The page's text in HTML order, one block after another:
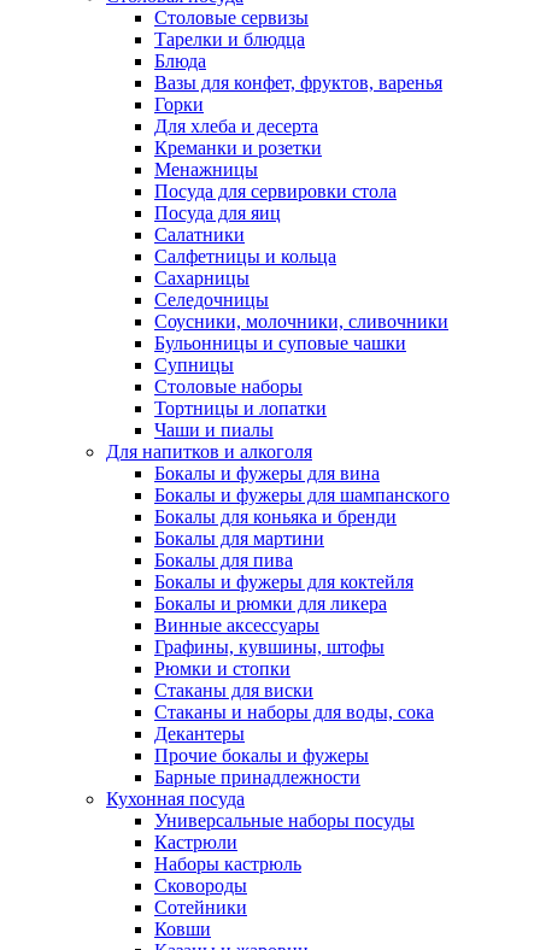
Столовые сервизы
Тарелки и блюдца
Блюда
Вазы для конфет, фруктов, варенья
Горки
Для хлеба и десерта
Креманки и розетки
Менажницы
Посуда для сервировки стола
Посуда для яиц
Салатники
Салфетницы и кольца
Сахарницы
Селедочницы
Соусники, молочники, сливочники
Бульонницы и суповые чашки
Супницы
Столовые наборы
Тортницы и лопатки
Чаши и пиалы
Для напитков и алкоголя
Бокалы и фужеры для вина
Бокалы и фужеры для шампанского
Бокалы для коньяка и бренди
Бокалы для мартини
Бокалы для пива
Бокалы и фужеры для коктейля
Бокалы и рюмки для ликера
Винные аксессуары
Графины, кувшины, штофы
Рюмки и стопки
Стаканы для виски
Стаканы и наборы для воды, сока
Декантеры
Прочие бокалы и фужеры
Барные принадлежности
Кухонная посуда
Универсальные наборы посуды
Кастрюли
Наборы кастрюль
Сковороды
Сотейники
Ковши